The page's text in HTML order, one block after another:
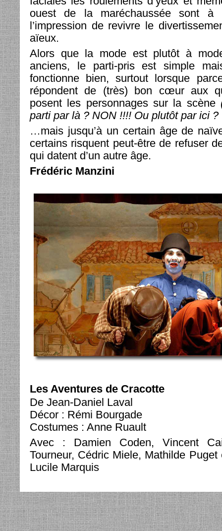
ouest de la maréchaussée sont à
l’impression de revivre le
aïeux.
Alors que la mode est plutôt à
anciens, le parti-pris est simple
fonctionne bien, surtout lorsque
répondent de (très) bon cœur aux
posent les personnages sur la scène
parti par là ? NON !!!! Ou plutôt par ici
…mais jusqu’à un certain âge de
certains risquent peut-être de refuser
qui datent d’un autre âge.
Frédéric Manzini
Les Aventures de Cracotte
De Jean-Daniel Laval
Décor : Rémi Bourgade
Costumes : Anne Ruault
Avec : Damien Coden, Vincent
Tourneur, Cédric Miele, Mathilde
Lucile Marquis